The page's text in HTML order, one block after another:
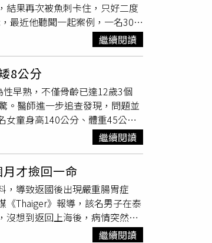
不宜刻意參加試膽大會、碟仙、
館，可放置艾草或鼠尾草，希望
擇正中午入厝；若因特殊原因
不宜游泳。不宜看屋齡 30 年以
不宜曬衣服。不宜持咒（即：
檀香或薰香。切莫拜陰廟。不
夜時切莫撥打 13 個 7 或 0。半
選擇白天。搬家入厝，儘量挑選
證據證實相關說法，請依個人
結果再次被魚刺卡住，只好二度
最近他聽聞一起案例，一名30多
鏡，將卡在食道的魚刺取出，由
，避免傷口擴大。錢政弘提到，
，因為覺得那條魚沒吃完很可
，這算是急診史上頭一回。大
留意以下6點說明：1、立刻停止
得到卡在喉嚨，應盡快去找耳
常吃東西，代表魚刺已經到食
應主動說明「吃了什麼魚、什
，要視症狀沒緩解，還是建議
去」，通常會卡住的魚刺又硬
些魚料理若要煮到整條魚連骨
停留幾秒鐘，是無法化骨的。錢
異物感，就不要再進食，應立即
繼續閱讀
8公分
早熟，不僅骨齡已達12歲3個
。醫師進一步追查發現，問題並
女童身高140公分、體重45公
顯示她的骨骺已接近閉合，剩餘
蛋糕等高碳水化合物食品，可能
泌高峰，且缺乏運動導致肥
文具、PC材質塑膠水杯，夜間
互作用，最終誘發性早熟。醫
應提高警覺，盡早就醫檢查。家
出現，應及早至兒童生長發育專
繼續閱讀
才撿回一命
，導致返國後出現嚴重腸胃症
《Thaiger》報導，該名男子在泰
沒想到返回上海後，病情突然迅
histolytica）。報導指
繼續閱讀